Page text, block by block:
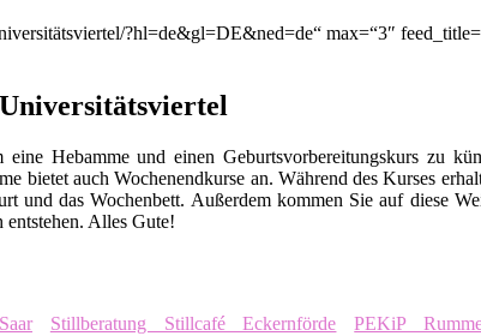
?hl=de&gl=DE&ned=de“ max=“3″
Hebamme und einen Geburtsvorbereitungskurs zu
bietet auch Wochenendkurse an. Während des Kurses
und das Wochenbett. Außerdem kommen Sie auf diese
entstehen. Alles Gute!
Stillberatung Stillcafé Eckernförde
PEKiP